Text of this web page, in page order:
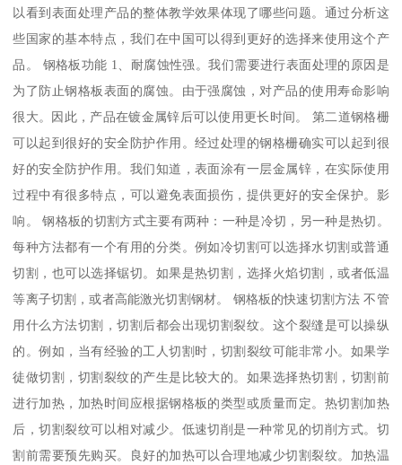
以看到表面处理产品的整体教学效果体现了哪些问题。通过分析这
些国家的基本特点，我们在中国可以得到更好的选择来使用这个产
品。 钢格板功能 1、耐腐蚀性强。我们需要进行表面处理的原因是
为了防止钢格板表面的腐蚀。由于强腐蚀，对产品的使用寿命影响
很大。因此，产品在镀金属锌后可以使用更长时间。 第二道钢格栅
可以起到很好的安全防护作用。经过处理的钢格栅确实可以起到很
好的安全防护作用。我们知道，表面涂有一层金属锌，在实际使用
过程中有很多特点，可以避免表面损伤，提供更好的安全保护。影
响。 钢格板的切割方式主要有两种：一种是冷切，另一种是热切。
每种方法都有一个有用的分类。例如冷切割可以选择水切割或普通
切割，也可以选择锯切。如果是热切割，选择火焰切割，或者低温
等离子切割，或者高能激光切割钢材。 钢格板的快速切割方法 不管
用什么方法切割，切割后都会出现切割裂纹。这个裂缝是可以操纵
的。例如，当有经验的工人切割时，切割裂纹可能非常小。如果学
徒做切割，切割裂纹的产生是比较大的。如果选择热切割，切割前
进行加热，加热时间应根据钢格板的类型或质量而定。热切割加热
后，切割裂纹可以相对减少。低速切削是一种常见的切削方式。切
割前需要预先购买。良好的加热可以合理地减少切割裂纹。加热温